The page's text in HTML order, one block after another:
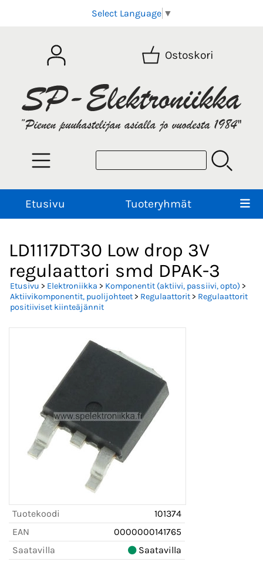
Select Language ▼
Ostoskori
Etusivu Tuoteryhmät
LD1117DT30 Low drop 3V
regulaattori smd DPAK-3
Etusivu > Elektroniikka > Komponentit (aktiivi, passiivi, opto) >
Aktiivikomponentit, puolijohteet> Regulaattorit> Regulaattorit
positiiviset kiinteäjännit
Tuotekoodi
101374
EAN
0000000141765
Saatavilla
Saatavilla